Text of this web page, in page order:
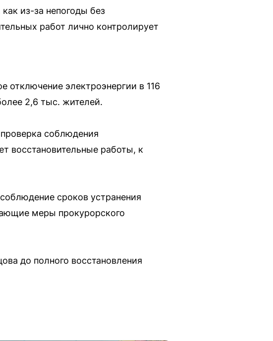
из-за непогоды без
работ лично контролирует
отключение электроэнергии в 116
2,6 тыс. жителей.
соблюдения
восстановительные работы, к
сроков устранения
меры прокурорского
до полного восстановления